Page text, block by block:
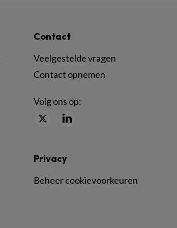
Contact
Veelgestelde vragen
Contact opnemen
Volg ons op:
Privacy
Beheer cookievoorkeuren